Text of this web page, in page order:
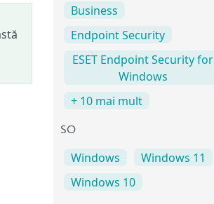
Business
Endpoint Security
ESET Endpoint Security for
Windows
+ 10 mai mult
SO
Windows
Windows 11
Windows 10